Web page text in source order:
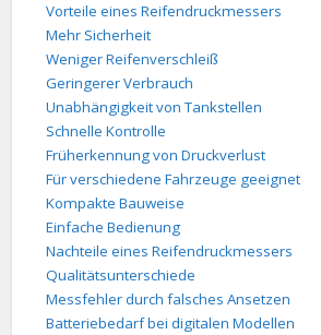
Vorteile eines Reifendruckmessers
Mehr Sicherheit
Weniger Reifenverschleiß
Geringerer Verbrauch
Unabhängigkeit von Tankstellen
Schnelle Kontrolle
Früherkennung von Druckverlust
Für verschiedene Fahrzeuge geeignet
Kompakte Bauweise
Einfache Bedienung
Nachteile eines Reifendruckmessers
Qualitätsunterschiede
Messfehler durch falsches Ansetzen
Batteriebedarf bei digitalen Modellen